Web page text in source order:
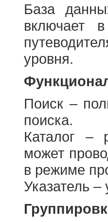
База
включает
уровня.
Поиск –
поиска.
Каталог –
может
в режиме
Указатель